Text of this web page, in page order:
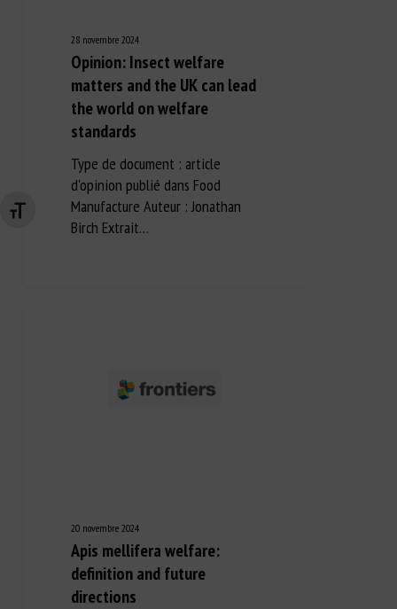
Changer la taille de la police
28 novembre 2024
Opinion: Insect welfare
matters and the UK can lead
the world on welfare
standards
Type de document : article
d'opinion publié dans Food
Manufacture Auteur : Jonathan
Birch Extrait…
20 novembre 2024
Apis mellifera welfare:
definition and future
directions